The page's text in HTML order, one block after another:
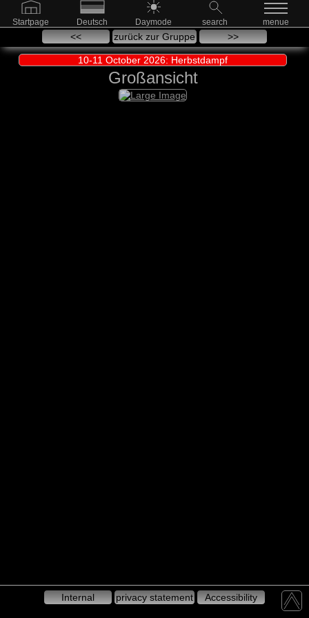
Startpage Deutsch Daymode search menue
<< zurück zur Gruppe >>
10-11 October 2026: Herbstdampf
Großansicht
Internal privacy statement Accessibility